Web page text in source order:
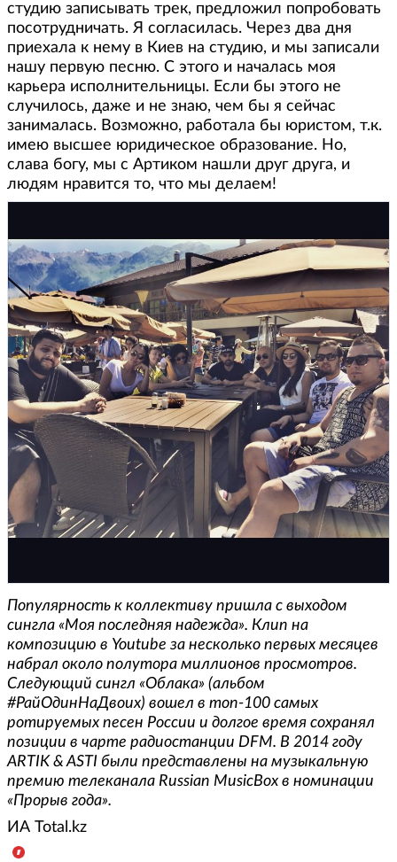
студию записывать трек, предложил попробовать
посотрудничать. Я согласилась. Через два дня
приехала к нему в Киев на студию, и мы записали
нашу первую песню. С этого и началась моя
карьера исполнительницы. Если бы этого не
случилось, даже и не знаю, чем бы я сейчас
занималась. Возможно, работала бы юристом, т.к.
имею высшее юридическое образование. Но,
слава богу, мы с Артиком нашли друг друга, и
людям нравится то, что мы делаем!
Популярность к коллективу пришла с выходом
сингла «Моя последняя надежда». Клип на
композицию в Youtube за несколько первых месяцев
набрал около полутора миллионов просмотров.
Следующий сингл «Облака» (альбом
#РайОдинНаДвоих) вошел в топ-100 самых
ротируемых песен России и долгое время сохранял
позиции в чарте радиостанции DFM. В 2014 году
ARTIK & ASTI были представлены на музыкальную
премию телеканала Russian MusicBox в номинации
«Прорыв года».
ИА Total.kz